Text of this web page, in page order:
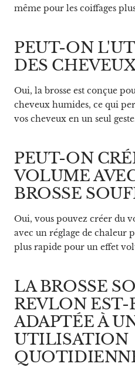
même pour les coiffages
PEUT-ON
DES
Oui, la brosse est conçue
cheveux humides, ce qui
vos cheveux en un seul
PEUT-ON
VOLUME
BROSSE
Oui, vous pouvez créer du
avec un réglage de chaleur
plus rapide pour un effet
LA BROSSE
REVLON EST-
ADAPTÉE À
UTILISATION